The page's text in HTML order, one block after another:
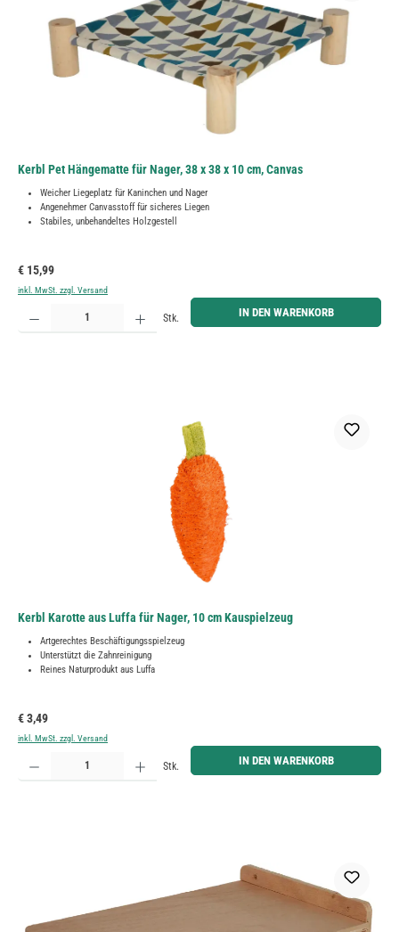
Kerbl Pet Hängematte für Nager, 38 x 38 x 10 cm, Canvas
Weicher Liegeplatz für Kaninchen und Nager
Angenehmer Canvasstoff für sicheres Liegen
Stabiles, unbehandeltes Holzgestell
Regulärer Preis:
€ 15,99
inkl. MwSt. zzgl. Versand
Produkt Anzahl: Gib den gewünschten Wert ein oder benutze die Schaltflächen um die Anzahl zu
Stk. IN DEN WARENKORB
Kerbl Karotte aus Luffa für Nager, 10 cm Kauspielzeug
Artgerechtes Beschäftigungsspielzeug
Unterstützt die Zahnreinigung
Reines Naturprodukt aus Luffa
Regulärer Preis:
€ 3,49
inkl. MwSt. zzgl. Versand
Produkt Anzahl: Gib den gewünschten Wert ein oder benutze die Schaltflächen um die Anzahl zu
Stk. IN DEN WARENKORB